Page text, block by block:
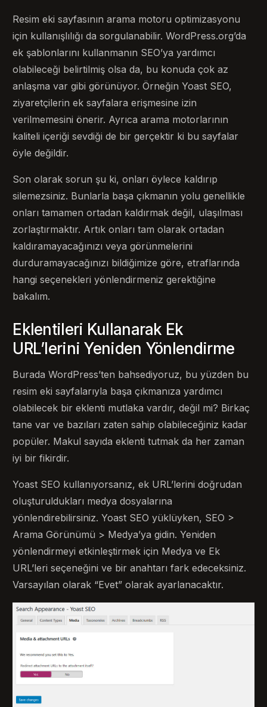
Resim eki sayfasının arama motoru optimizasyonu
için kullanışlılığı da sorgulanabilir. WordPress.org’da
ek şablonlarını kullanmanın SEO’ya yardımcı
olabileceği belirtilmiş olsa da, bu konuda çok az
anlaşma var gibi görünüyor. Örneğin Yoast SEO,
ziyaretçilerin ek sayfalara erişmesine izin
verilmemesini önerir. Ayrıca arama motorlarının
kaliteli içeriği sevdiği de bir gerçektir ki bu sayfalar
öyle değildir.
Son olarak sorun şu ki, onları öylece kaldırıp
silemezsiniz. Bunlarla başa çıkmanın yolu genellikle
onları tamamen ortadan kaldırmak değil, ulaşılması
zorlaştırmaktır. Artık onları tam olarak ortadan
kaldıramayacağınızı veya görünmelerini
durduramayacağınızı bildiğimize göre, etraflarında
hangi seçenekleri yönlendirmeniz gerektiğine
bakalım.
Eklentileri Kullanarak Ek
URL’lerini Yeniden Yönlendirme
Burada WordPress’ten bahsediyoruz, bu yüzden bu
resim eki sayfalarıyla başa çıkmanıza yardımcı
olabilecek bir eklenti mutlaka vardır, değil mi? Birkaç
tane var ve bazıları zaten sahip olabileceğiniz kadar
popüler. Makul sayıda eklenti tutmak da her zaman
iyi bir fikirdir.
Yoast SEO kullanıyorsanız, ek URL’lerini doğrudan
oluşturuldukları medya dosyalarına
yönlendirebilirsiniz. Yoast SEO yüklüyken, SEO >
Arama Görünümü > Medya’ya gidin. Yeniden
yönlendirmeyi etkinleştirmek için Medya ve Ek
URL’leri seçeneğini ve bir anahtarı fark edeceksiniz.
Varsayılan olarak “Evet” olarak ayarlanacaktır.